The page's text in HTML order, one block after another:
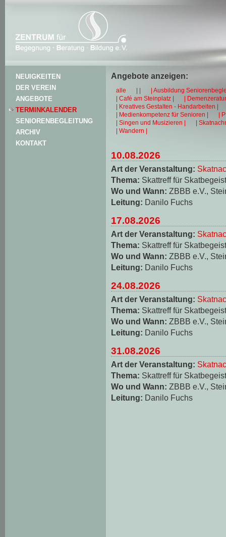
NEUIGKEITEN
DER VEREIN
ANGEBOTE
TERMINKALENDER
SENIORENBEGLEITUNG
ARCHIV
KONTAKT
Angebote anzeigen:
alle | |
| Ausbildung
| Café am Steinplatz |
|
| Kreatives Gestalten - Handarbeiten |
| Medienkompetenz für Senioren |
|
| Singen und Musizieren |
|
| Wandern |
10.08.2026
Art der Veranstaltung:
Thema: Skattreff für
Wo und Wann: ZBBB e.V.,
Leitung: Danilo Fuchs
17.08.2026
Art der Veranstaltung:
Thema: Skattreff für
Wo und Wann: ZBBB e.V.,
Leitung: Danilo Fuchs
24.08.2026
Art der Veranstaltung:
Thema: Skattreff für
Wo und Wann: ZBBB e.V.,
Leitung: Danilo Fuchs
31.08.2026
Art der Veranstaltung:
Thema: Skattreff für
Wo und Wann: ZBBB e.V.,
Leitung: Danilo Fuchs